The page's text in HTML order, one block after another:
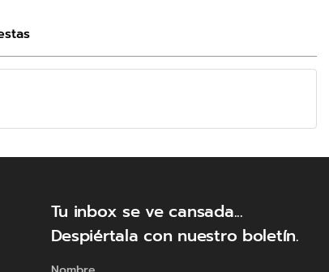
Tu inbox se ve cansada...
Despiértala con nuestro boletín.